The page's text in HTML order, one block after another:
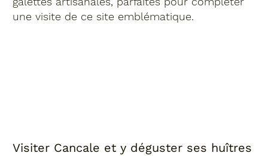
une visite de ce site emblématique.
Visiter Cancale et y déguster ses huîtres